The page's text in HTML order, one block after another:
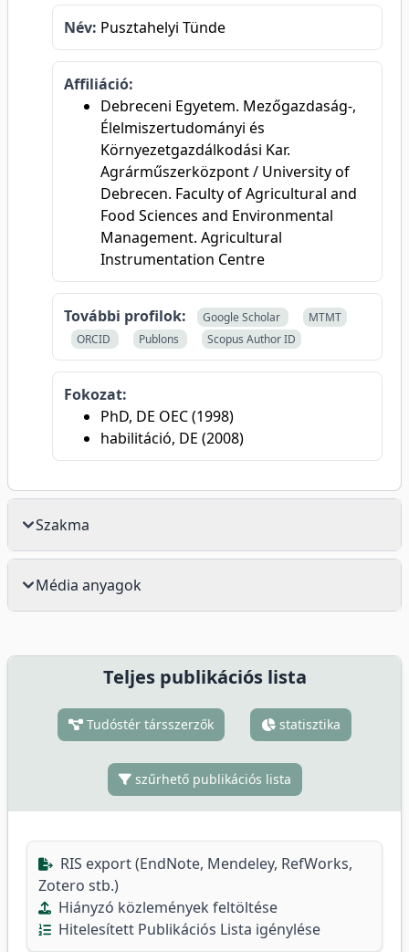
Név: Pusztahelyi Tünde
Affiliáció:
Debreceni Egyetem. Mezőgazdaság-,
Élelmiszertudományi és
Környezetgazdálkodási Kar.
Agrárműszerközpont / University of
Debrecen. Faculty of Agricultural and
Food Sciences and Environmental
Management. Agricultural
Instrumentation Centre
További profilok: Google Scholar
MTMT
ORCID
Publons Scopus Author ID
Fokozat:
PhD, DE OEC (1998)
habilitáció, DE (2008)
Szakma
Média anyagok
Teljes publikációs lista
Tudóstér társszerzők statisztika
szűrhető publikációs lista
RIS export (EndNote, Mendeley, RefWorks,
Zotero stb.)
Hiányzó közlemények feltöltése
Hitelesített Publikációs Lista igénylése